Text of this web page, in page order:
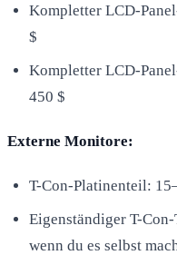
Kompletter LCD-
$
Kompletter LCD-
450 $
Externe Monitore:
T-Con-Platinenteil:
Eigenständiger T-
wenn du es selbst